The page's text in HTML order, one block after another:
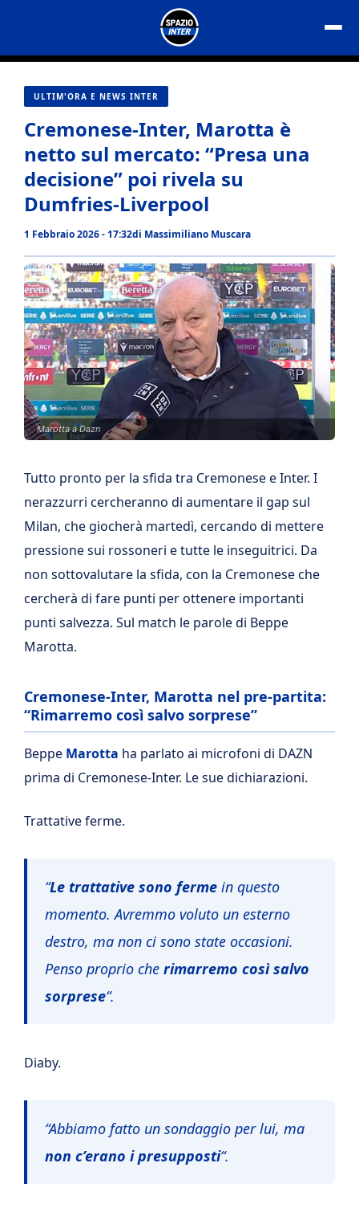
contenuto
ULTIM'ORA E NEWS INTER
Cremonese-Inter, Marotta è
netto sul mercato: “Presa una
decisione” poi rivela su
Dumfries-Liverpool
1 Febbraio 2026 - 17:32di Massimiliano Muscara
Marotta a Dazn
Tutto pronto per la sfida tra Cremonese e Inter. I
nerazzurri cercheranno di aumentare il gap sul
Milan, che giocherà martedì, cercando di mettere
pressione sui rossoneri e tutte le inseguitrici. Da
non sottovalutare la sfida, con la Cremonese che
cercherà di fare punti per ottenere importanti
punti salvezza. Sul match le parole di Beppe
Marotta.
Cremonese-Inter, Marotta nel pre-partita:
“Rimarremo così salvo sorprese”
Beppe Marotta ha parlato ai microfoni di DAZN
prima di Cremonese-Inter. Le sue dichiarazioni.
Trattative ferme.
“Le trattative sono ferme in questo
momento. Avremmo voluto un esterno
destro, ma non ci sono state occasioni.
Penso proprio che rimarremo così salvo
sorprese“.
Diaby.
“Abbiamo fatto un sondaggio per lui, ma
non c’erano i presupposti“.